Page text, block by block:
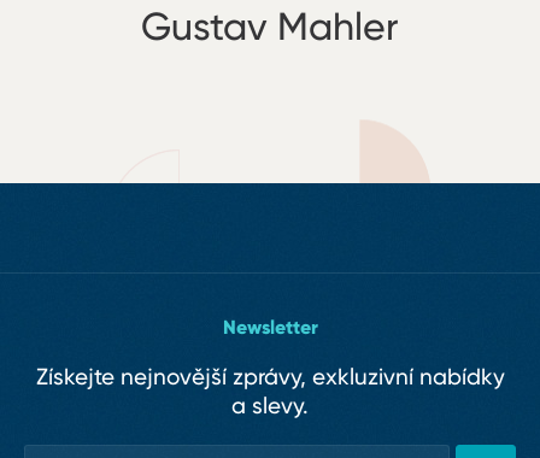
Gustav Mahler
Newsletter
Získejte nejnovější zprávy, exkluzivní nabídky
a slevy.